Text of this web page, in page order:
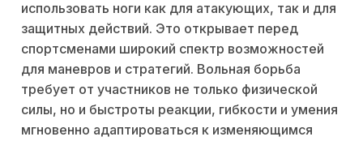
использовать ноги как для атакующих, так и для
защитных действий. Это открывает перед
спортсменами широкий спектр возможностей
для маневров и стратегий. Вольная борьба
требует от участников не только физической
силы, но и быстроты реакции, гибкости и умения
мгновенно адаптироваться к изменяющимся